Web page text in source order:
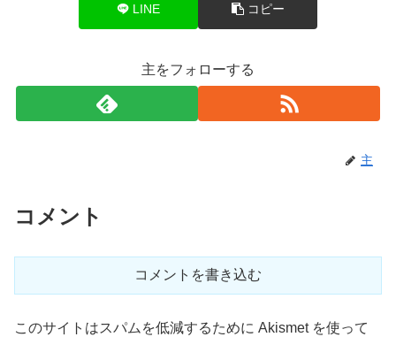
LINE コピー
主をフォローする
主
コメント
コメントを書き込む
このサイトはスパムを低減するために Akismet を使って